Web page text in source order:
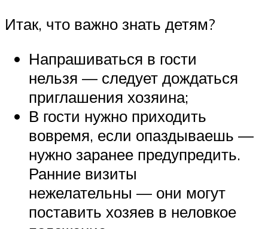
Итак, что важно знать детям?
Напрашиваться в гости
нельзя — следует дождаться
приглашения хозяина;
В гости нужно приходить
вовремя, если опаздываешь —
нужно заранее предупредить.
Ранние визиты
нежелательны — они могут
поставить хозяев в неловкое